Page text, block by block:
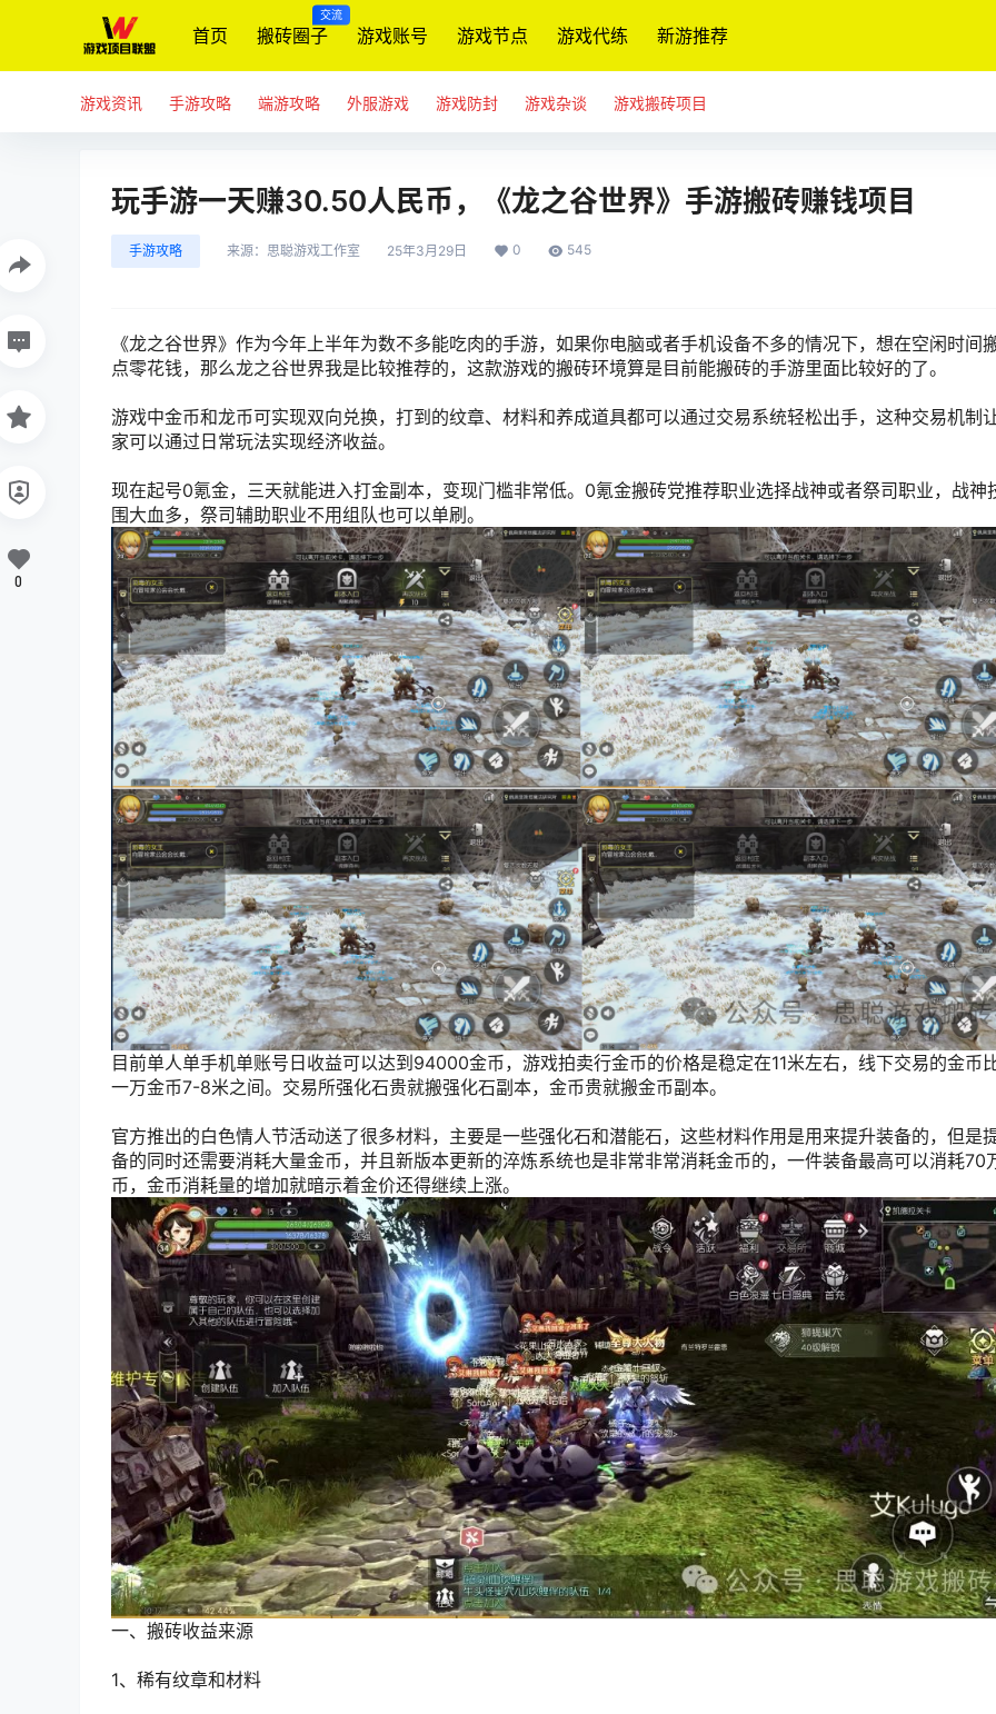
首页 搬砖圈子
交流
游戏账号 游戏节点 游戏代练 新游推荐
游戏资讯 手游攻略 端游攻略 外服游戏 游戏防封 游戏杂谈 游戏搬砖项目
玩手游一天赚30.50人民币，《龙之谷世界》手游搬砖赚钱项目
手游攻略 来源： 思聪游戏工作室 25年3月29日 0 545
《龙之谷世界》作为今年上半年为数不多能吃肉的手游，如果你电脑或者手机设备不多的情况下，想在空闲时间
点零花钱，那么龙之谷世界我是比较推荐的，这款游戏的搬砖环境算是目前能搬砖的手游里面比较好的了。
游戏中金币和龙币可实现双向兑换，打到的纹章、材料和养成道具都可以通过交易系统轻松出手，这种交易机制
家可以通过日常玩法实现经济收益。
现在起号0氪金，三天就能进入打金副本，变现门槛非常低。 0氪金搬砖党推荐职业选择战神或者祭司职业，战神
围大血多， 祭司辅助职业不用组队也可以单刷。
目前单人单手机单账号日收益可以达到94000金币，游戏拍卖行金币的价格是稳定在11米左右，线下交易的金币
一万金币7-8米之间。交易所强化石贵就搬强化石副本，金币贵就搬金币副本。
官方推出的白色情人节活动送了很多材料，主要是一些强化石和潜能石，这些材料作用是用来提升装备的，但是
备的同时还需要消耗大量金币，并且新版本更新的淬炼系统也是非常非常消耗金币的，一件装备最高可以消耗70
币，金币消耗量的增加就暗示着金价还得继续上涨。
一、搬砖收益来源
1、稀有纹章和材料
0